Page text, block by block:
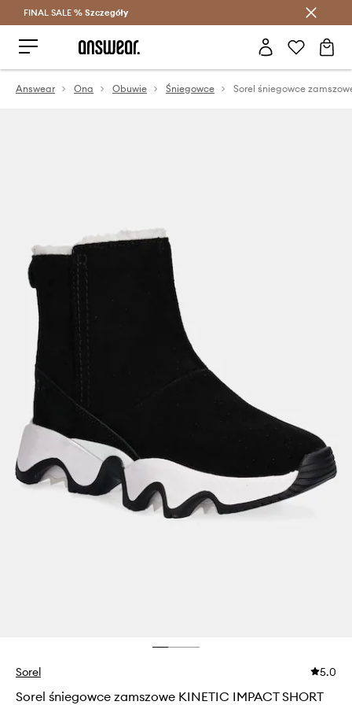
Oszczędzaj z Answear Club >
FINAL SALE % Szczegóły
Answear Ona Obuwie Śniegowce
Sorel 5.0
Sorel śniegowce zamszowe KINETIC IMPACT SHORT